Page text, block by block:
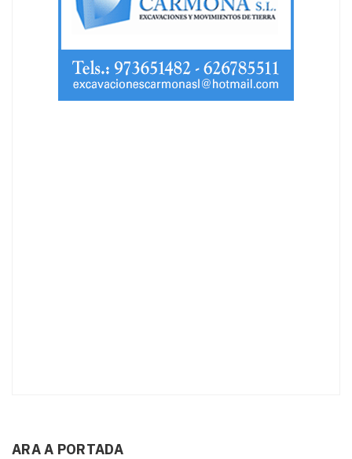
ARA A PORTADA